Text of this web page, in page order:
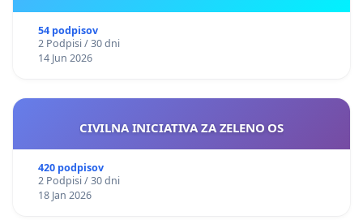
54 podpisov
2 Podpisi / 30 dni
14 Jun 2026
CIVILNA INICIATIVA ZA ZELENO OS
420 podpisov
2 Podpisi / 30 dni
18 Jan 2026